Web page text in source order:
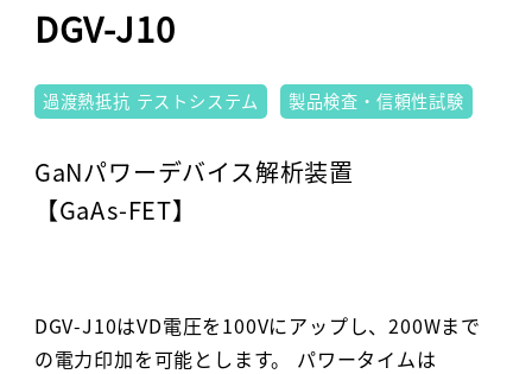
DGV-J10
テストシステム
過渡熱抵抗 テストシステム
製品検査・信頼性試験
GaNパワーデバイス解析装置
【GaAs-FET】
DGV-J10はVD電圧を100Vにアップし、200Wまで
の電力印加を可能とします。 パワータイムは